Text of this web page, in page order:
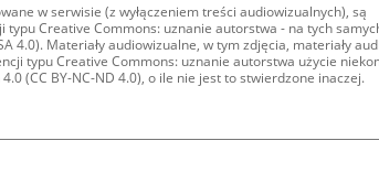
w serwisie (z wyłączeniem treści audiowizualnych), są
typu Creative Commons: uznanie autorstwa - na tych
4.0). Materiały audiowizualne, w tym zdjęcia, materiały
typu Creative Commons: uznanie autorstwa użycie
(CC BY-NC-ND 4.0), o ile nie jest to stwierdzone inaczej.